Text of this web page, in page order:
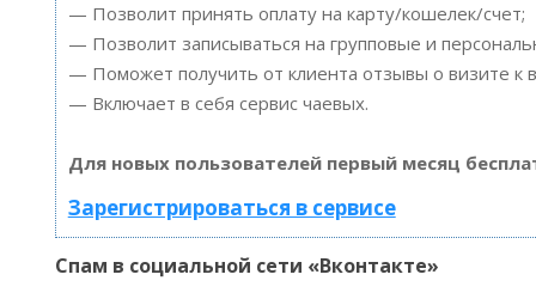
— Позволит принять оплату на карту/кошелек/счет;
— Позволит записываться на групповые и
— Поможет получить от клиента отзывы о визите к
— Включает в себя сервис чаевых.
Для новых пользователей первый месяц
Зарегистрироваться в сервисе
Спам в социальной сети «Вконтакте»